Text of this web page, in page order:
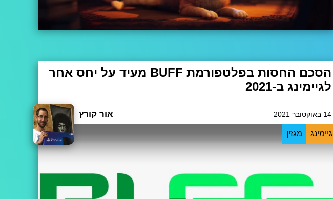
הסכם החסות בפלטפורמת BUFF מעיד על יחס אחר
לגיימינג ב-2021
כאשר כולנו בבית, אנחנו משחקים יותר משחקי וידאו ומשחקי אונליין וצופים יותר ביוטיו
ב ושירותי הסטרימינג כמו Twitch. ערוצי יוטיוב גדלו והתפתחו, פלטפורמות גיימינג התע
צמו וצמחו והמשקיעים הגדולים שעד עכשיו התעניינו בהייטק וחברות סטארטאפ החלו ל
שים לב לתופעה. עם כניסתנו ל-2021 ההשפעות הדיגיטליות של 2020 מתחילות לחלח
ל וגם הכסף הגדול מתחיל לזרום.
14 באוקטובר 2021 אור קורץ
גיימינג מגזין